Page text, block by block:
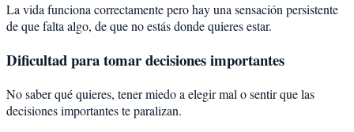
La vida funciona correctamente pero hay una sensación persistente
de que falta algo, de que no estás donde quieres estar.
Dificultad para tomar decisiones importantes
No saber qué quieres, tener miedo a elegir mal o sentir que las
decisiones importantes te paralizan.